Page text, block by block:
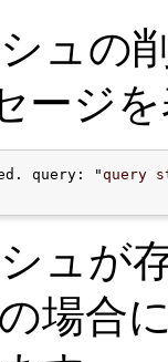
ュの
ージ
query: "query
ュが
場合